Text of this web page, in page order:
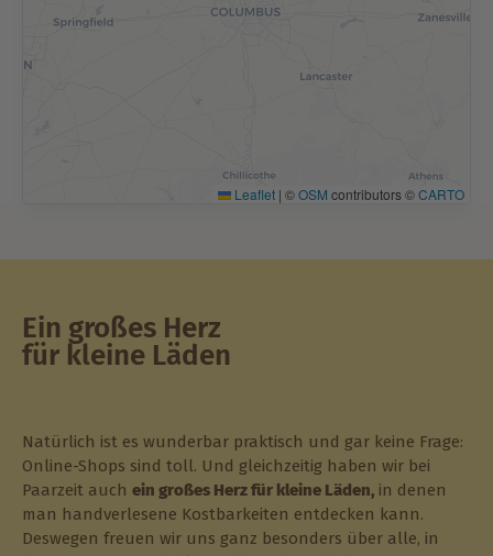
Leaflet | ©OSM contributors ©CARTO
Ein großes Herz
für kleine Läden
Natürlich ist es wunderbar praktisch und gar keine Frage:
Online-Shops sind toll. Und gleichzeitig haben wir bei
Paarzeit auch ein großes Herz für kleine Läden, in denen
man handverlesene Kostbarkeiten entdecken kann.
Deswegen freuen wir uns ganz besonders über alle, in